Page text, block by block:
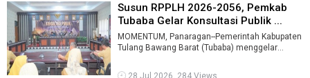
Susun RPPLH 2026-2056, Pemkab
Tubaba Gelar Konsultasi Publik ...
MOMENTUM, Panaragan--Pemerintah Kabupaten
Tulang Bawang Barat (Tubaba) menggelar
...
28 Jul 2026, 284 Views